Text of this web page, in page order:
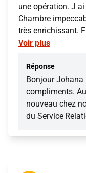
une opération. J
Chambre
très enrichissant.
Voir plus
Réponse
Bonjour
compliments.
nouveau chez
du Service